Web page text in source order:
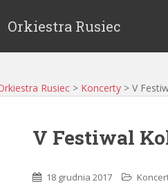
Orkiestra Rusiec
Rusiec > Koncerty > V
V Festiwal
18 grudnia 2017